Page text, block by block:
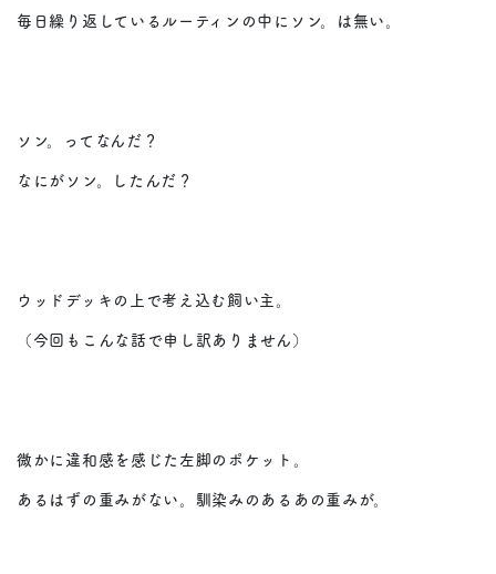
毎日繰り返しているルーティンの中にソン。は無い。
ソン。ってなんだ？
なにがソン。したんだ？
ウッドデッキの上で考え込む飼い主。
（今回もこんな話で申し訳ありません）
微かに違和感を感じた左脚のポケット。
あるはずの重みがない。馴染みのあるあの重みが。